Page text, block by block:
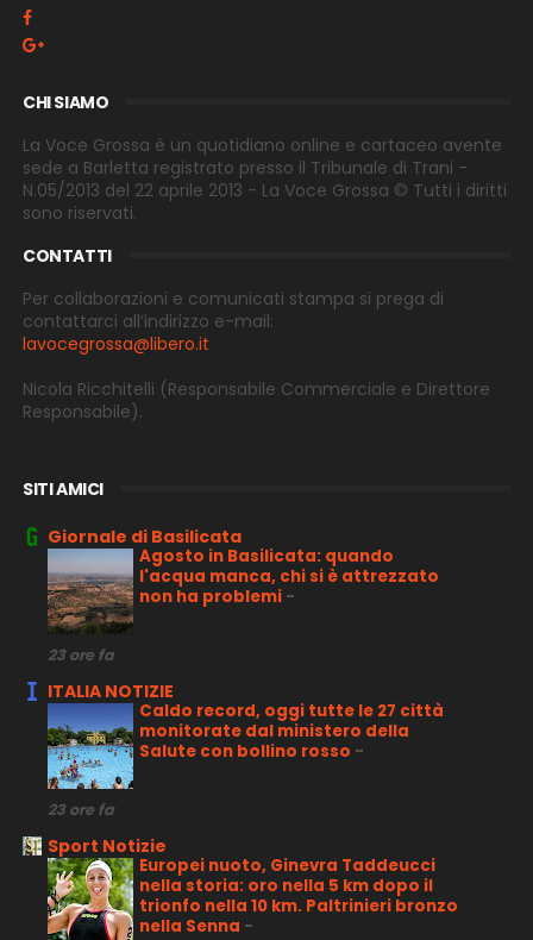
CHI SIAMO
La Voce Grossa è un quotidiano online e cartaceo avente
sede a Barletta registrato presso il Tribunale di Trani -
N.05/2013 del 22 aprile 2013 - La Voce Grossa © Tutti i diritti
sono riservati.
CONTATTI
Per collaborazioni e comunicati stampa si prega di
contattarci all’indirizzo e-mail:
lavocegrossa@libero.it
Nicola Ricchitelli (Responsabile Commerciale e Direttore
Responsabile).
SITI AMICI
Giornale di Basilicata
Agosto in Basilicata: quando
l'acqua manca, chi si è attrezzato
non ha problemi -
23 ore fa
ITALIA NOTIZIE
Caldo record, oggi tutte le 27 città
monitorate dal ministero della
Salute con bollino rosso -
23 ore fa
Sport Notizie
Europei nuoto, Ginevra Taddeucci
nella storia: oro nella 5 km dopo il
trionfo nella 10 km. Paltrinieri bronzo
nella Senna -